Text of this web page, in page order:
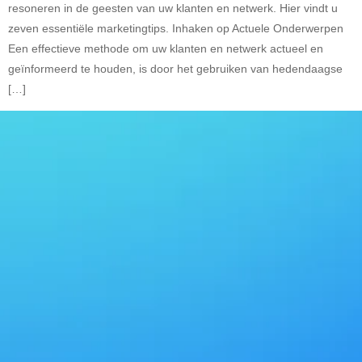
resoneren in de geesten van uw klanten en netwerk. Hier vindt u
zeven essentiële marketingtips. Inhaken op Actuele Onderwerpen
Een effectieve methode om uw klanten en netwerk actueel en
geïnformeerd te houden, is door het gebruiken van hedendaagse
[…]